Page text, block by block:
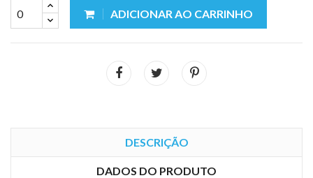
ADICIONAR AO CARRINHO
DESCRIÇÃO
DADOS DO PRODUTO